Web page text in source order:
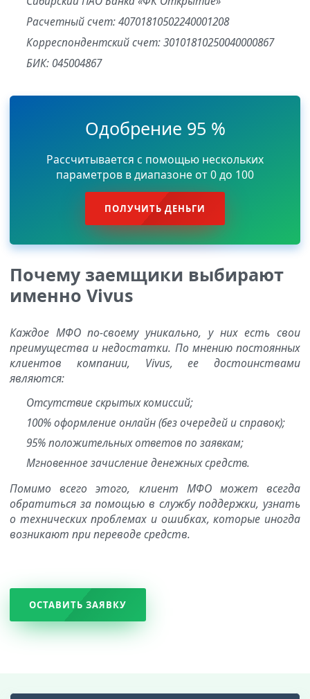
Расчетный счет: 40701810502240001208
Корреспондентский счет: 30101810250040000867
БИК: 045004867
Одобрение 95 %
Рассчитывается с помощью нескольких
параметров в диапазоне от 0 до 100
ПОЛУЧИТЬ ДЕНЬГИ
Почему заемщики выбирают
именно Vivus
Каждое МФО по-своему уникально, у них есть свои
преимущества и недостатки. По мнению постоянных
клиентов компании, Vivus, ее достоинствами
являются:
Отсутствие скрытых комиссий;
100% оформление онлайн (без очередей и справок);
95% положительных ответов по заявкам;
Мгновенное зачисление денежных средств.
Помимо всего этого, клиент МФО может всегда
обратиться за помощью в службу поддержки, узнать
о технических проблемах и ошибках, которые иногда
возникают при переводе средств.
ОСТАВИТЬ ЗАЯВКУ